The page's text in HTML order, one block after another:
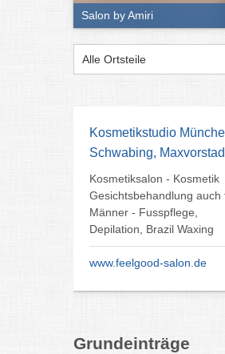
Salon by Amiri
Alle Ortsteile
Kosmetikstudio
Schwabing,
Kosmetiksalon - Kosmetik
Gesichtsbehandlung auch
Männer - Fusspflege,
Depilation, Brazil Waxing
www.feelgood-salon.de
Grundeinträge